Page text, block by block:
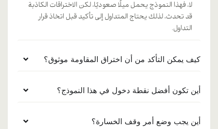
لا، فهذا النموذج يحمل ميلًا صعوديًا، لكن الاختراقات الكاذبة
قد تحدث، لذلك يحتاج المتداول إلى تأكيد قبل اتخاذ قرار
التداول.
كيف يمكن التأكد من أن اختراق المقاومة موثوق؟
أين تكون أفضل نقطة دخول في هذا النموذج؟
أين يجب وضع أمر وقف الخسارة؟